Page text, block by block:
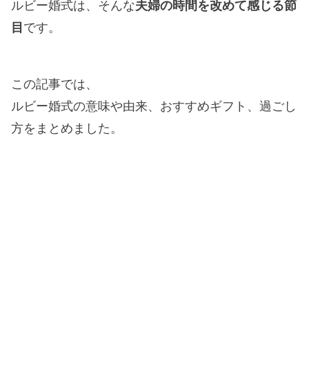
ルビー婚式は、そんな夫婦の時間を改めて感じる節
目 です。
この記事では、
ルビー婚式の意味や由来、おすすめギフト、過ごし
方をまとめました。